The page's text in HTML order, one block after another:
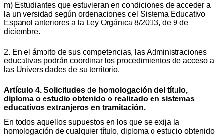
m) Estudiantes que estuvieran en condiciones de acceder a
la universidad según ordenaciones del Sistema Educativo
Español anteriores a la Ley Orgánica 8/2013, de 9 de
diciembre.
2. En el ámbito de sus competencias, las Administraciones
educativas podrán coordinar los procedimientos de acceso a
las Universidades de su territorio.
Artículo 4. Solicitudes de homologación del título,
diploma o estudio obtenido o realizado en sistemas
educativos extranjeros en tramitación.
En todos aquellos supuestos en los que se exija la
homologación de cualquier título, diploma o estudio obtenido